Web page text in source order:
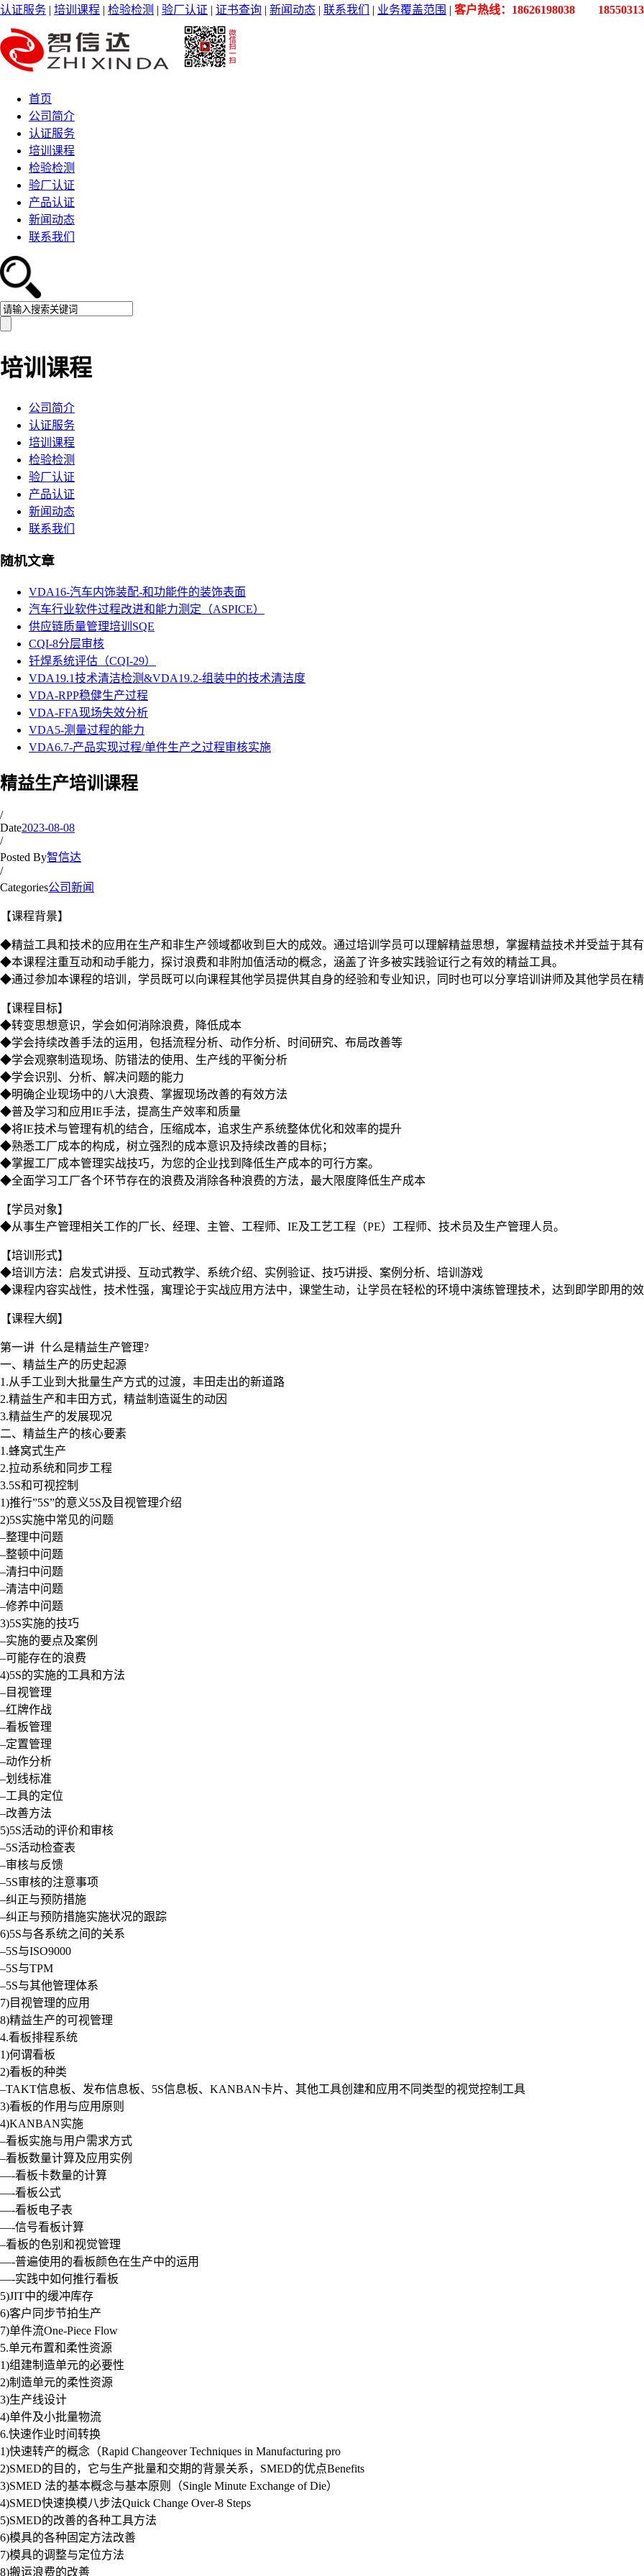
认证服务 | 培训课程 | 检验检测 | 验厂认证 | 证书查询 | 新闻动态 | 联系我们 | 业务覆盖范围 | 客户热线：18626198038
首页
公司简介
认证服务
培训课程
检验检测
验厂认证
产品认证
新闻动态
联系我们
培训课程
公司简介
认证服务
培训课程
检验检测
验厂认证
产品认证
新闻动态
联系我们
随机文章
VDA16-汽车内饰装配-和功能件的装饰表面
汽车行业软件过程改进和能力测定（ASPICE）
供应链质量管理培训SQE
CQI-8分层审核
钎焊系统评估（CQI-29）
VDA19.1技术清洁检测&VDA19.2-组装中的技术清洁度
VDA-RPP稳健生产过程
VDA-FFA现场失效分析
VDA5-测量过程的能力
VDA6.7-产品实现过程/单件生产之过程审核实施
精益生产培训课程
/
Date2023-08-08
/
Posted By智信达
/
Categories公司新闻
【课程背景】
◆精益工具和技术的应用在生产和非生产领域都收到巨大的成效。通过培训学员可以理解精益思想，掌握精益技术并受益于其
◆本课程注重互动和动手能力，探讨浪费和非附加值活动的概念，涵盖了许多被实践验证行之有效的精益工具。
◆通过参加本课程的培训，学员既可以向课程其他学员提供其自身的经验和专业知识，同时也可以分享培训讲师及其他学员在
【课程目标】
◆转变思想意识，学会如何消除浪费，降低成本
◆学会持续改善手法的运用，包括流程分析、动作分析、时间研究、布局改善等
◆学会观察制造现场、防错法的使用、生产线的平衡分析
◆学会识别、分析、解决问题的能力
◆明确企业现场中的八大浪费、掌握现场改善的有效方法
◆普及学习和应用IE手法，提高生产效率和质量
◆将IE技术与管理有机的结合，压缩成本，追求生产系统整体优化和效率的提升
◆熟悉工厂成本的构成，树立强烈的成本意识及持续改善的目标；
◆掌握工厂成本管理实战技巧，为您的企业找到降低生产成本的可行方案。
◆全面学习工厂各个环节存在的浪费及消除各种浪费的方法，最大限度降低生产成本
【学员对象】
◆从事生产管理相关工作的厂长、经理、主管、工程师、IE及工艺工程（PE）工程师、技术员及生产管理人员。
【培训形式】
◆培训方法：启发式讲授、互动式教学、系统介绍、实例验证、技巧讲授、案例分析、培训游戏
◆课程内容实战性，技术性强，寓理论于实战应用方法中，课堂生动，让学员在轻松的环境中演练管理技术，达到即学即用的
【课程大纲】
第一讲 什么是精益生产管理?
一、精益生产的历史起源
1.从手工业到大批量生产方式的过渡，丰田走出的新道路
2.精益生产和丰田方式，精益制造诞生的动因
3.精益生产的发展现况
二、精益生产的核心要素
1.蜂窝式生产
2.拉动系统和同步工程
3.5S和可视控制
1)推行”5S”的意义5S及目视管理介绍
2)5S实施中常见的问题
–整理中问题
–整顿中问题
–清扫中问题
–清洁中问题
–修养中问题
3)5S实施的技巧
–实施的要点及案例
–可能存在的浪费
4)5S的实施的工具和方法
–目视管理
–红牌作战
–看板管理
–定置管理
–动作分析
–划线标准
–工具的定位
–改善方法
5)5S活动的评价和审核
–5S活动检查表
–审核与反馈
–5S审核的注意事项
–纠正与预防措施
–纠正与预防措施实施状况的跟踪
6)5S与各系统之间的关系
–5S与ISO9000
–5S与TPM
–5S与其他管理体系
7)目视管理的应用
8)精益生产的可视管理
4.看板排程系统
1)何谓看板
2)看板的种类
–TAKT信息板、发布信息板、5S信息板、KANBAN卡片、其他工具创建和应用不同类型的视觉控制工具
3)看板的作用与应用原则
4)KANBAN实施
–看板实施与用户需求方式
–看板数量计算及应用实例
—-看板卡数量的计算
—-看板公式
—-看板电子表
—-信号看板计算
–看板的色别和视觉管理
—-普遍使用的看板颜色在生产中的运用
—-实践中如何推行看板
5)JIT中的缓冲库存
6)客户同步节拍生产
7)单件流One-Piece Flow
5.单元布置和柔性资源
1)组建制造单元的必要性
2)制造单元的柔性资源
3)生产线设计
4)单件及小批量物流
6.快速作业时间转换
1)快速转产的概念（Rapid Changeover Techniques in Manufacturing pro
2)SMED的目的，它与生产批量和交期的背景关系，SMED的优点Benefits
3)SMED 法的基本概念与基本原则（Single Minute Exchange of Die）
4)SMED快速换模八步法Quick Change Over-8 Steps
5)SMED的改善的各种工具方法
6)模具的各种固定方法改善
7)模具的调整与定位方法
8)搬运浪费的改善